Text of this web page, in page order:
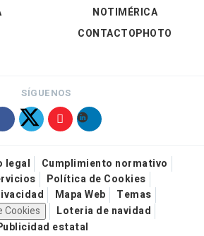
NOTIMÉRICA
CONTACTOPHOTO
SÍGUENOS
legal
Cumplimiento normativo
Política de Cookies
Mapa Web
Temas
Cookies
Loteria de navidad
estatal